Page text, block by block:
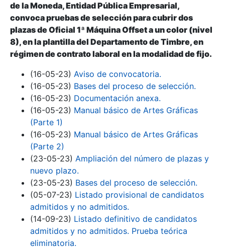
Mostrar/Ocultar
Mostrar/Ocultar
Mostrar/Ocultar
de la Moneda, Entidad Pública Empresarial,
convoca pruebas de selección para cubrir dos
plazas de Oficial 1ª Máquina Offset a un color (nivel
8), en la plantilla del Departamento de Timbre, en
régimen de contrato laboral en la modalidad de fijo.
(16-05-23) Aviso de convocatoria.
(16-05-23) Bases del proceso de selección.
(16-05-23) Documentación anexa.
(16-05-23) Manual básico de Artes Gráficas
(Parte 1)
(16-05-23) Manual básico de Artes Gráficas
(Parte 2)
(23-05-23) Ampliación del número de plazas y
nuevo plazo.
(23-05-23) Bases del proceso de selección.
(05-07-23) Listado provisional de candidatos
admitidos y no admitidos.
(14-09-23) Listado definitivo de candidatos
admitidos y no admitidos. Prueba teórica
eliminatoria.